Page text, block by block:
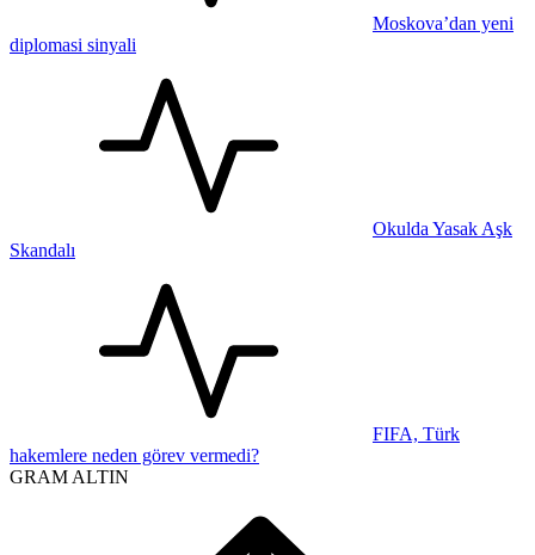
Moskova’dan yeni
diplomasi sinyali
Okulda Yasak Aşk
Skandalı
FIFA, Türk
hakemlere neden görev vermedi?
GRAM ALTIN